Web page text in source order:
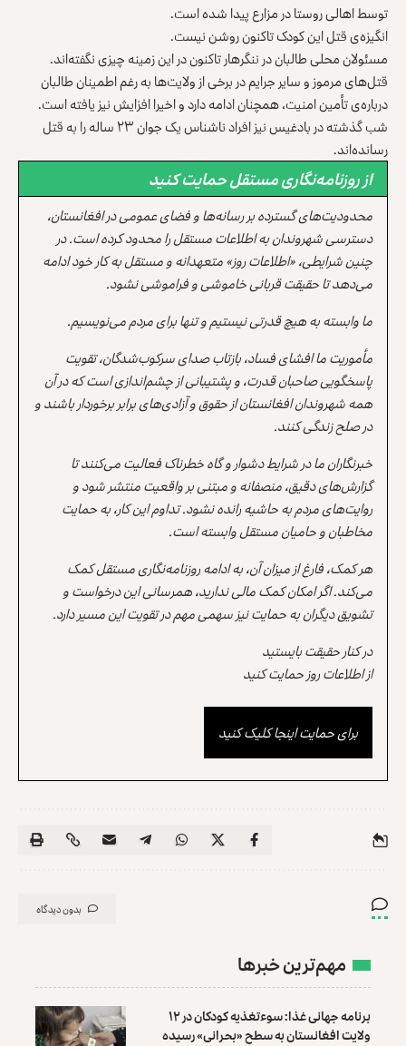
توسط اهالی روستا در مزارع پیدا شده است.
انگیزه‌ی قتل این کودک تاکنون روشن نیست.
مسئولان محلی طالبان در ننگرهار تاکنون در این زمینه چیزی نگفته‌اند.
قتل‌های مرموز و سایر جرایم در برخی از ولایت‌‎ها به‌ رغم اطمینان طالبان
درباره‌ی تأمین امنیت، همچنان ادامه دارد و اخیرا افزایش نیز یافته است.
شب گذشته در بادغیس نیز افراد ناشناس یک جوان ۲۳ ساله را به قتل
رسانده‌اند.
از روزنامه‌نگاری مستقل حمایت کنید
محدودیت‌های گسترده بر رسانه‌ها و فضای عمومی در افغانستان،
دسترسی شهروندان به اطلاعات مستقل را محدود کرده است. در
چنین شرایطی، «اطلاعات روز» متعهدانه و مستقل به کار خود ادامه
می‌دهد تا حقیقت قربانی خاموشی و فراموشی نشود.
ما وابسته به هیچ قدرتی نیستیم و تنها برای مردم می‌نویسیم.
مأموریت ما افشای فساد، بازتاب صدای سرکوب‌شدگان، تقویت
پاسخگویی صاحبان قدرت، و پشتیبانی از چشم‌اندازی است که در آن
همه شهروندان افغانستان از حقوق و آزادی‌های برابر برخوردار باشند و
در صلح زندگی کنند.
خبرنگاران ما در شرایط دشوار و گاه خطرناک فعالیت می‌کنند تا
گزارش‌های دقیق، منصفانه و مبتنی بر واقعیت منتشر شود و
روایت‌های مردم به حاشیه رانده نشود. تداوم این کار، به حمایت
مخاطبان و حامیان مستقل وابسته است.
هر کمک، فارغ از میزان آن، به ادامه روزنامه‌نگاری مستقل کمک
می‌کند. اگر امکان کمک مالی ندارید، همرسانی این درخواست و
تشویق دیگران به حمایت نیز سهمی مهم در تقویت این مسیر دارد.
در کنار حقیقت بایستید
از اطلاعات روز حمایت کنید
برای حمایت اینجا کلیک کنید
بدون دیدگاه
مهم‌ترین خبرها
برنامه جهانی غذا: سوءتغذیه کودکان در ۱۲
ولایت افغانستان به سطح «بحرانی» رسیده